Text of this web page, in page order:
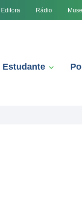
Editora Rádio